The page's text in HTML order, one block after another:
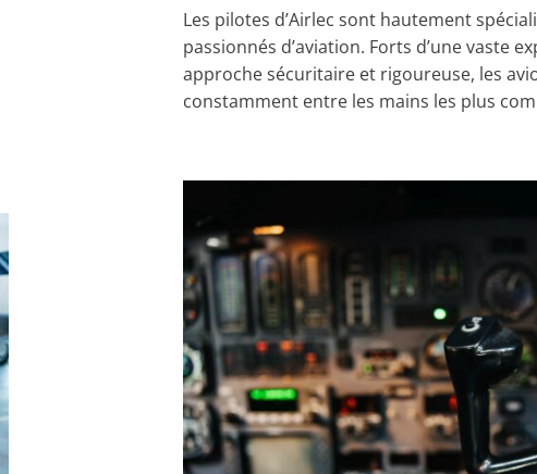
Les pilotes d’Airlec sont hautement
passionnés d’aviation. Forts d’une vaste
approche sécuritaire et rigoureuse, les
constamment entre les mains les plus